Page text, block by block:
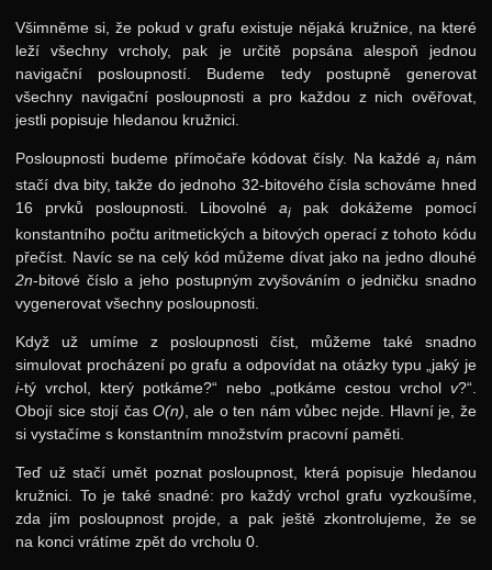
Všimněme si, že pokud v grafu existuje nějaká kružnice, na které
leží všechny vrcholy, pak je určitě popsána alespoň jednou
navigační posloupností. Budeme tedy postupně generovat
všechny navigační posloupnosti a pro každou z nich ověřovat,
jestli popisuje hledanou kružnici.
Posloupnosti budeme přímočaře kódovat čísly. Na každé ainám
stačí dva bity, takže do jednoho 32-bitového čísla schováme hned
16 prvků posloupnosti. Libovolné aipak dokážeme pomocí
konstantního počtu aritmetických a bitových operací z tohoto kódu
přečíst. Navíc se na celý kód můžeme dívat jako na jedno dlouhé
2n-bitové číslo a jeho postupným zvyšováním o jedničku snadno
vygenerovat všechny posloupnosti.
Když už umíme z posloupnosti číst, můžeme také snadno
simulovat procházení po grafu a odpovídat na otázky typu „jaký je
i-tý vrchol, který potkáme?“ nebo „potkáme cestou vrchol v?“.
Obojí sice stojí čas O(n) , ale o ten nám vůbec nejde. Hlavní je, že
si vystačíme s konstantním množstvím pracovní paměti.
Teď už stačí umět poznat posloupnost, která popisuje hledanou
kružnici. To je také snadné: pro každý vrchol grafu vyzkoušíme,
zda jím posloupnost projde, a pak ještě zkontrolujeme, že se
na konci vrátíme zpět do vrcholu 0.